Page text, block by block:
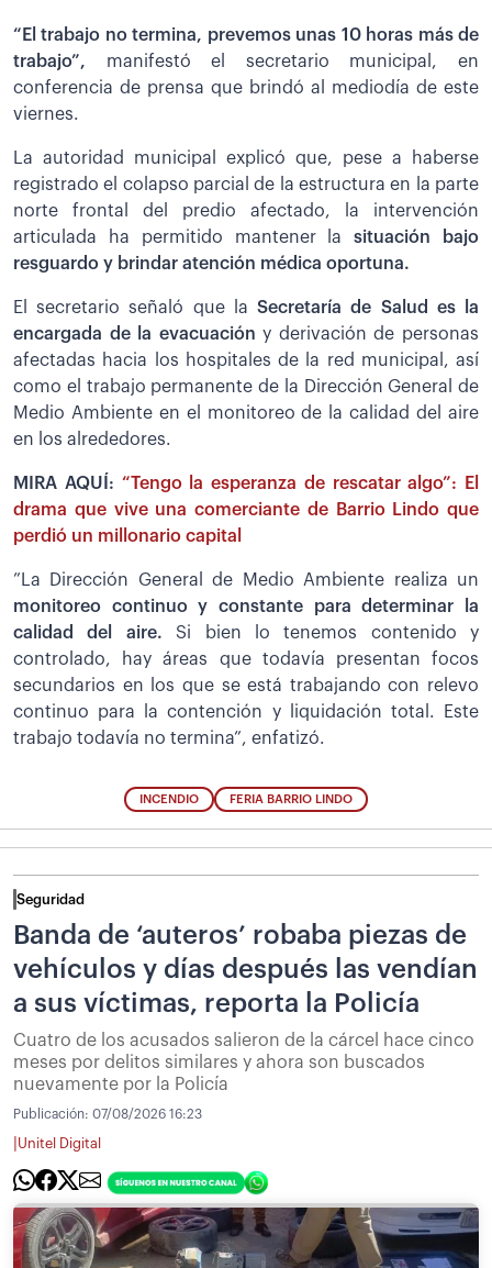
“El trabajo no termina, prevemos unas 10 horas más de
trabajo”, manifestó el secretario municipal, en
conferencia de prensa que brindó al mediodía de este
viernes.
La autoridad municipal explicó que, pese a haberse
registrado el colapso parcial de la estructura en la parte
norte frontal del predio afectado, la intervención
articulada ha permitido mantener lasituación bajo
resguardo y brindar atención médica oportuna.
El secretario señaló que laSecretaría de Salud es la
encargada de la evacuación y derivación de personas
afectadas hacia los hospitales de la red municipal, así
como el trabajo permanente de la Dirección General de
Medio Ambiente en el monitoreo de la calidad del aire
en los alrededores.
MIRA AQUÍ: “Tengo la esperanza de rescatar algo”: El
drama que vive una comerciante de Barrio Lindo que
perdió un millonario capital
”La Dirección General de Medio Ambiente realiza un
monitoreo continuo y constante para determinar la
calidad del aire. Si bien lo tenemos contenido y
controlado, hay áreas que todavía presentan focos
secundarios en los que se está trabajando con relevo
continuo para la contención y liquidación total. Este
trabajo todavía no termina”, enfatizó.
INCENDIO FERIA BARRIO LINDO
Seguridad
Banda de ‘auteros’ robaba piezas de
vehículos y días después las vendían
a sus víctimas, reporta la Policía
Cuatro de los acusados salieron de la cárcel hace cinco
meses por delitos similares y ahora son buscados
nuevamente por la Policía
Publicación: 07/08/2026 16:23
Unitel Digital